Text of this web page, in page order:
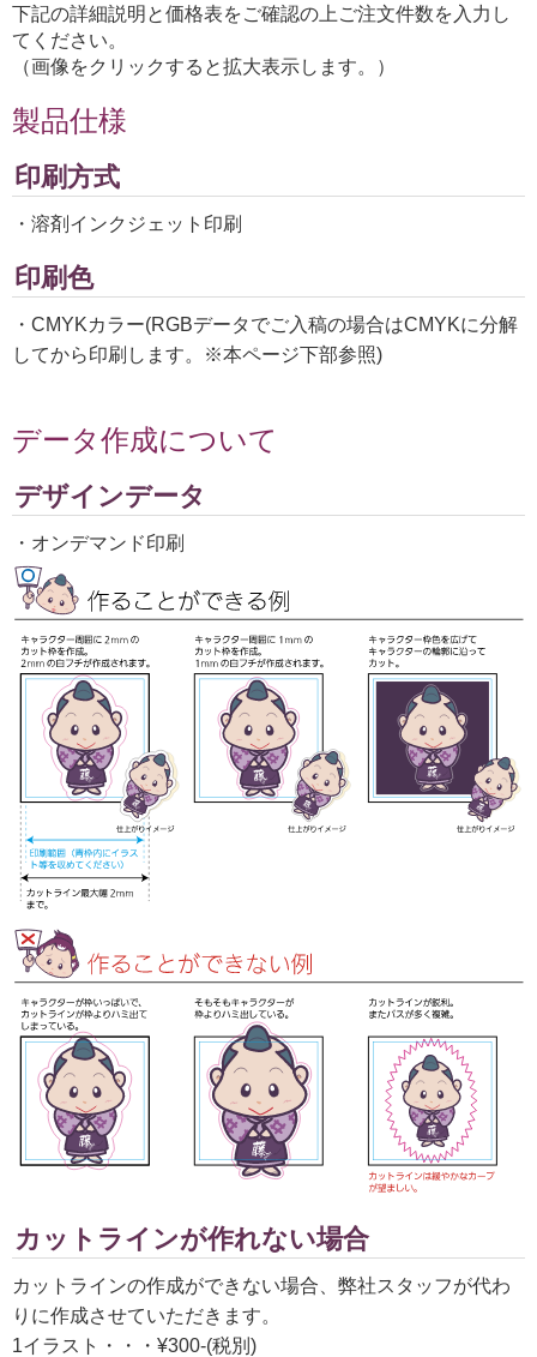
下記の詳細説明と価格表をご確認の上ご注文件数を入力し
てください。
（画像をクリックすると拡大表示します。）
製品仕様
印刷方式
・溶剤インクジェット印刷
印刷色
・CMYKカラー(RGBデータでご入稿の場合はCMYKに分解
してから印刷します。※本ページ下部参照)
データ作成について
デザインデータ
・オンデマンド印刷
カットラインが作れない場合
カットラインの作成ができない場合、弊社スタッフが代わ
りに作成させていただきます。
1イラスト・・・¥300-(税別)